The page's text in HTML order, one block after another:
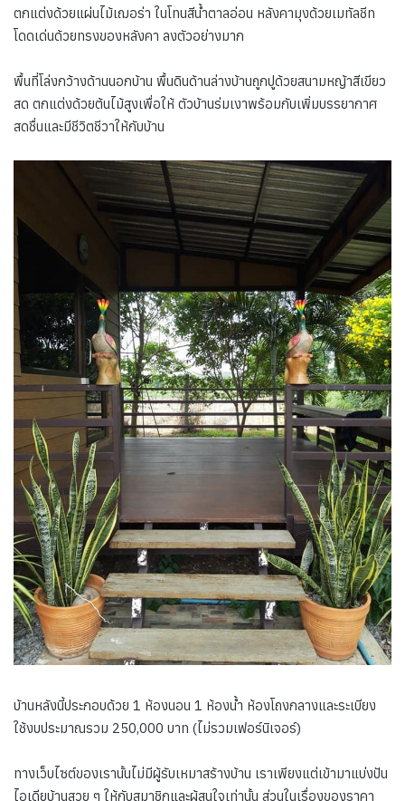
ตกแต่งด้วยแผ่นไม้เฌอร่า ในโทนสีน้ำตาลอ่อน หลังคามุงด้วยเมทัลชีท
โดดเด่นด้วยทรงของหลังคา ลงตัวอย่างมาก
พื้นที่โล่งกว้างด้านนอกบ้าน พื้นดินด้านล่างบ้านถูกปูด้วยสนามหญ้าสีเขียว
สด ตกแต่งด้วยต้นไม้สูงเพื่อให้ ตัวบ้านร่มเงาพร้อมกับเพิ่มบรรยากาศ
สดชื่นและมีชีวิตชีวาให้กับบ้าน
บ้านหลังนี้ประกอบด้วย 1 ห้องนอน 1 ห้องน้ำ ห้องโถงกลางและระเบียง
ใช้งบประมาณรวม 250,000 บาท (ไม่รวมเฟอร์นิเจอร์)
ทางเว็บไซต์ของเรานั้นไม่มีผู้รับเหมาสร้างบ้าน เราเพียงแต่เข้ามาแบ่งปัน
ไอเดียบ้านสวย ๆ ให้กับสมาชิกและผู้สนใจเท่านั้น ส่วนในเรื่องของราคา